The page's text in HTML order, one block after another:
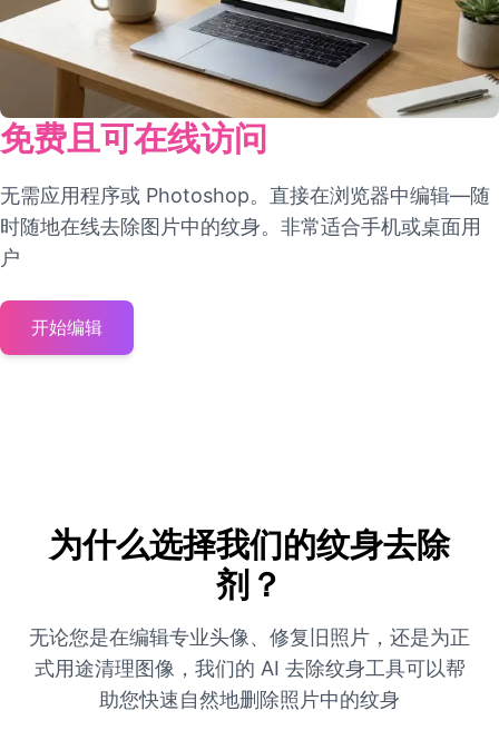
免费且可在线访问
无需应用程序或 Photoshop。直接在浏览器中编辑—随
时随地在线去除图片中的纹身。非常适合手机或桌面用
户
开始编辑
为什么选择我们的纹身去除
剂？
无论您是在编辑专业头像、修复旧照片，还是为正
式用途清理图像，我们的 AI 去除纹身工具可以帮
助您快速自然地删除照片中的纹身